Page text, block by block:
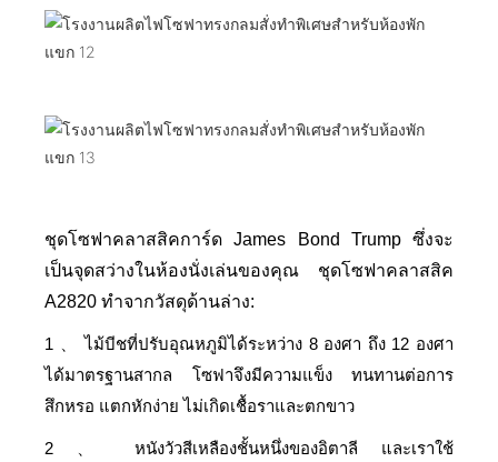
ชุดโซฟาคลาสสิคการ์ด James Bond Trump ซึ่งจะ
เป็นจุดสว่างในห้องนั่งเล่นของคุณ ชุดโซฟาคลาสสิค
A2820 ทำจากวัสดุด้านล่าง:
1
ไม้บีชที่ปรับอุณหภูมิได้ระหว่าง 8 องศา ถึง 12 องศา
ได้มาตรฐานสากล โซฟาจึงมีความแข็ง ทนทานต่อการ
สึกหรอ แตกหักง่าย ไม่เกิดเชื้อราและตกขาว
2 、หนังวัวสีเหลืองชั้นหนึ่งของอิตาลี และเราใช้